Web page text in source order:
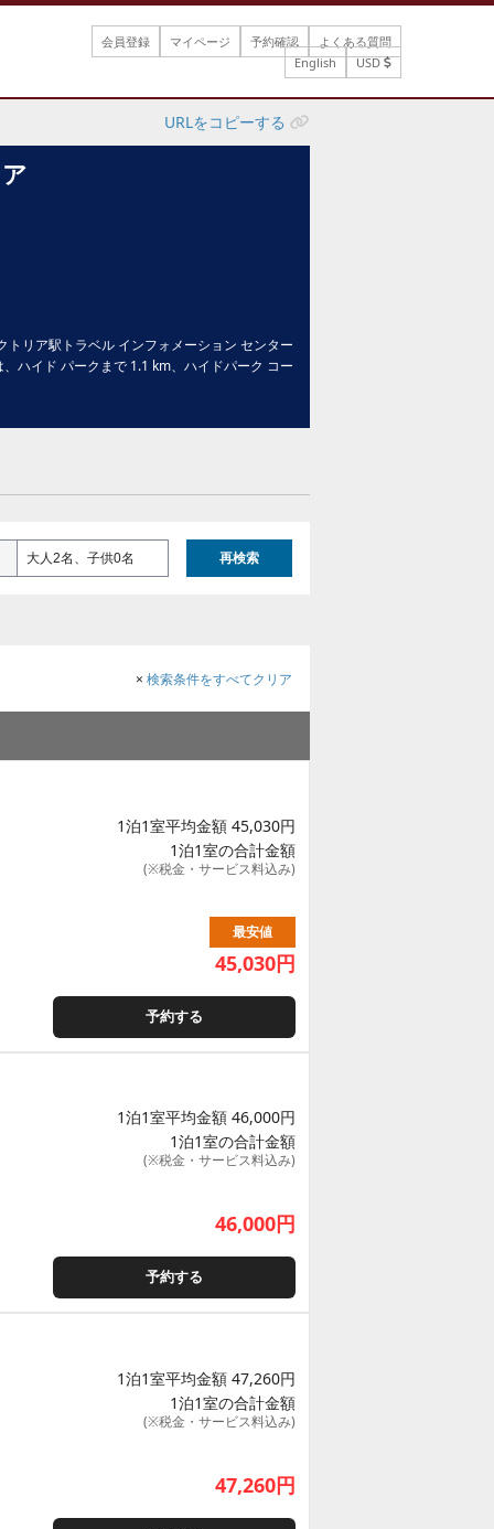
会員登録 マイページ 予約確認
よくある質問
English
USD
URLをコピーする
リア駅トラベル インフォメーション センター
ハイド パークまで 1.1 km、ハイドパーク コー
大人2名、子供0名 再検索
× 検索条件をすべてクリア
1泊1室平均金額 45,030円
1泊1室の合計金額
(※税金・サービス料込み)
最安値
45,030円
予約する
1泊1室平均金額 46,000円
1泊1室の合計金額
(※税金・サービス料込み)
46,000円
予約する
1泊1室平均金額 47,260円
1泊1室の合計金額
(※税金・サービス料込み)
47,260円